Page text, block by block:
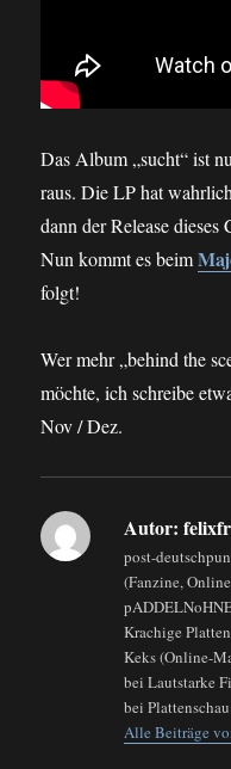
Das Album „sucht“ ist
raus. Die LP hat
dann der Release dieses
Nun kommt es beim
folgt!
Wer mehr „behind the
möchte, ich schreibe
Nov / Dez.
Autor:
post-
(Fanzine,
Krachige
Keks (Online-
bei Lautstarke
bei
Alle Beiträge